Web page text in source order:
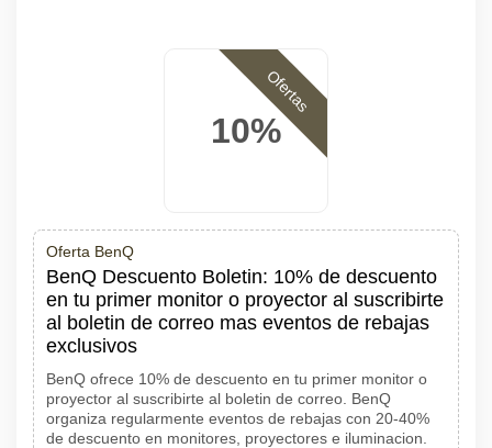
10%
Ofertas
Oferta BenQ
BenQ Descuento Boletin: 10% de descuento
en tu primer monitor o proyector al suscribirte
al boletin de correo mas eventos de rebajas
exclusivos
BenQ ofrece 10% de descuento en tu primer monitor o
proyector al suscribirte al boletin de correo. BenQ
organiza regularmente eventos de rebajas con 20-40%
de descuento en monitores, proyectores e iluminacion.